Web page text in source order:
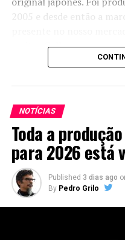
2005 e desde então a
muitos Galloper nas
Agora a
marca vai
voltar, fruto
de uma nova
parceria,
mas desta
vez entre a
Anhui
Coronet e a
NOTÍCIAS
Toda a
para 2026 está
Published 3 dias ago
By Pedro Grilo